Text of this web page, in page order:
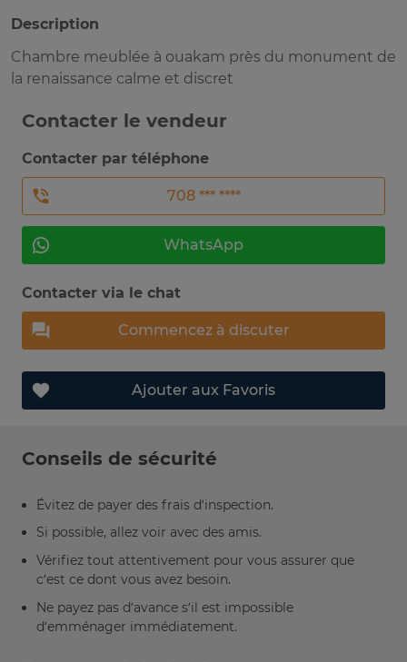
Description
Chambre meublée à ouakam près du monument de
la renaissance calme et discret
Contacter le vendeur
Contacter par téléphone
708 *** ****
WhatsApp
Contacter via le chat
Commencez à discuter
Ajouter aux Favoris
Conseils de sécurité
Évitez de payer des frais d’inspection.
Si possible, allez voir avec des amis.
Vérifiez tout attentivement pour vous assurer que
c’est ce dont vous avez besoin.
Ne payez pas d’avance s’il est impossible
d’emménager immédiatement.